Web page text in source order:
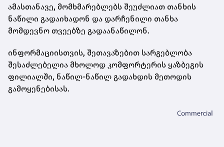
ამასთანავე, მომხმარებლებს შეუძლიათ თანხის
ნაწილი გადაიხადონ და დარჩენილი თანხა
მომდევნო თვეებზე გადაანაწილონ.
ინფორმაციისთვის, შეთავაზებით სარგებლობა
შესაძლებელია მხოლოდ კომფორტერის ყაზბეგის
ფილიალში, ნაწილ-ნაწილ გადახდის მეთოდის
გამოყენებისას.